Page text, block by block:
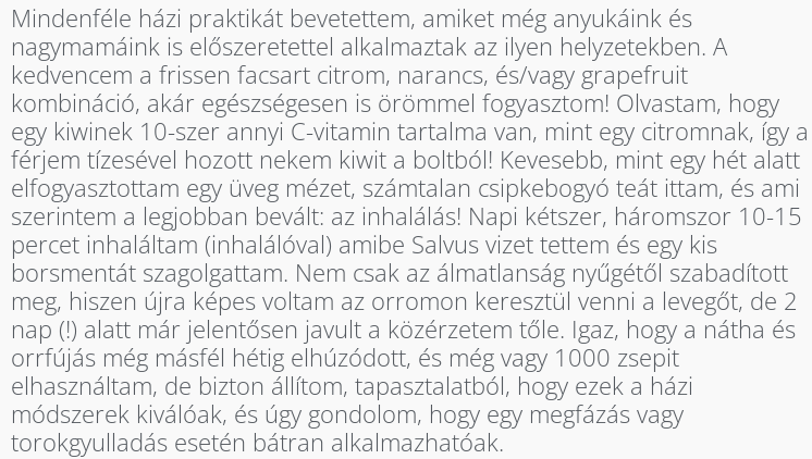
Mindenféle házi praktikát bevetettem, amiket még anyukáink és
nagymamáink is előszeretettel alkalmaztak az ilyen helyzetekben. A
kedvencem a frissen facsart citrom, narancs, és/vagy grapefruit
kombináció, akár egészségesen is örömmel fogyasztom! Olvastam, hogy
egy kiwinek 10-szer annyi C-vitamin tartalma van, mint egy citromnak, így a
férjem tízesével hozott nekem kiwit a boltból! Kevesebb, mint egy hét alatt
elfogyasztottam egy üveg mézet, számtalan csipkebogyó teát ittam, és ami
szerintem a legjobban bevált: az inhalálás! Napi kétszer, háromszor 10-15
percet inhaláltam (inhalálóval) amibe Salvus vizet tettem és egy kis
borsmentát szagolgattam. Nem csak az álmatlanság nyűgétől szabadított
meg, hiszen újra képes voltam az orromon keresztül venni a levegőt, de 2
nap (!) alatt már jelentősen javult a közérzetem tőle. Igaz, hogy a nátha és
orrfújás még másfél hétig elhúzódott, és még vagy 1000 zsepit
elhasználtam, de bizton állítom, tapasztalatból, hogy ezek a házi
módszerek kiválóak, és úgy gondolom, hogy egy megfázás vagy
torokgyulladás esetén bátran alkalmazhatóak.